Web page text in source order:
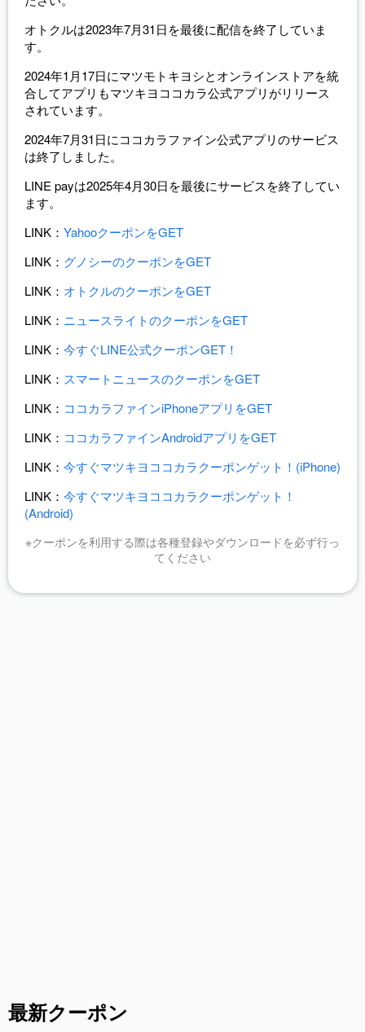
オトクルは2023年7月31日を最後に配信を終了していま
す。
2024年1月17日にマツモトキヨシとオンラインストアを統
合してアプリもマツキヨココカラ公式アプリがリリース
されています。
2024年7月31日にココカラファイン公式アプリのサービス
は終了しました。
LINE payは2025年4月30日を最後にサービスを終了してい
ます。
LINK： YahooクーポンをGET
LINK： グノシーのクーポンをGET
LINK： オトクルのクーポンをGET
LINK： ニュースライトのクーポンをGET
LINK： 今すぐLINE公式クーポンGET！
LINK： スマートニュースのクーポンをGET
LINK： ココカラファインiPhoneアプリをGET
LINK： ココカラファインAndroidアプリをGET
LINK： 今すぐマツキヨココカラクーポンゲット！(iPhone)
LINK： 今すぐマツキヨココカラクーポンゲット！
(Android)
※クーポンを利用する際は各種登録やダウンロードを必ず行っ
てください
最新クーポン